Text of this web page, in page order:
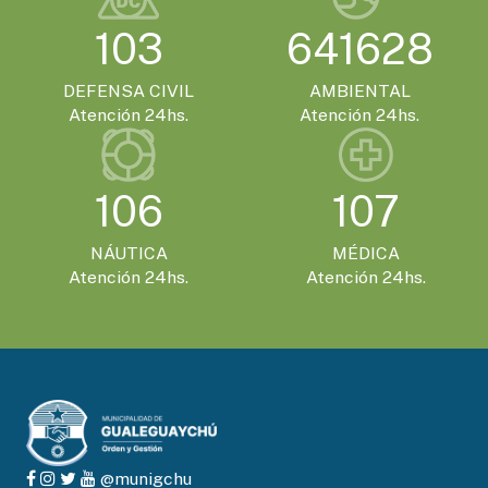
103
DEFENSA CIVIL
Atención 24hs.
641628
AMBIENTAL
Atención 24hs.
106
NÁUTICA
Atención 24hs.
107
MÉDICA
Atención 24hs.
@munigchu